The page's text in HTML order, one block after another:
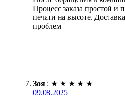
Процесс заказа простой и
печати на высоте.
проблем.
Зоя : ★ ★ ★ ★ ★
09.08.2025